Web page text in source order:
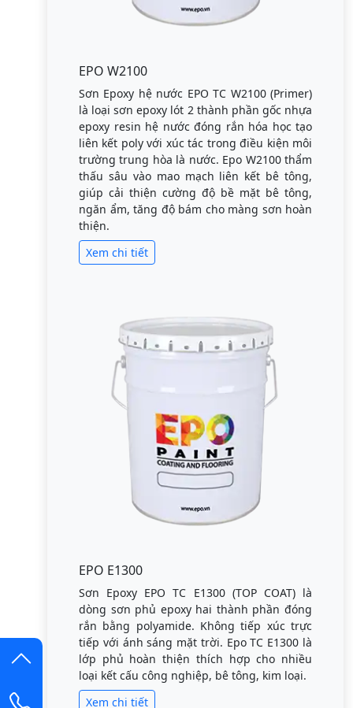
EPO W2100
Sơn Epoxy hệ nước EPO TC W2100 (Primer)
là loại sơn epoxy lót 2 thành phần gốc nhựa
epoxy resin hệ nước đóng rắn hóa học tạo
liên kết poly với xúc tác trong điều kiện môi
trường trung hòa là nước. Epo W2100 thẩm
thấu sâu vào mao mạch liên kết bê tông,
giúp cải thiện cường độ bề mặt bê tông,
ngăn ẩm, tăng độ bám cho màng sơn hoàn
thiện.
Xem chi tiết
EPO E1300
Sơn Epoxy EPO TC E1300 (TOP COAT) là
dòng sơn phủ epoxy hai thành phần đóng
rắn bằng polyamide. Không tiếp xúc trực
tiếp với ánh sáng mặt trời. Epo TC E1300 là
lớp phủ hoàn thiện thích hợp cho nhiều
loại kết cấu công nghiệp, bê tông, kim loại.
Xem chi tiết